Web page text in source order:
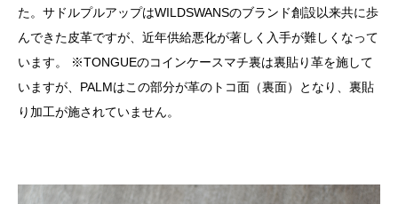
た。サドルプルアップはWILDSWANSのブランド創設以来共に歩
んできた皮革ですが、近年供給悪化が著しく入手が難しくなって
います。 ※TONGUEのコインケースマチ裏は裏貼り革を施して
いますが、PALMはこの部分が革のトコ面（裏面）となり、裏貼
り加工が施されていません。